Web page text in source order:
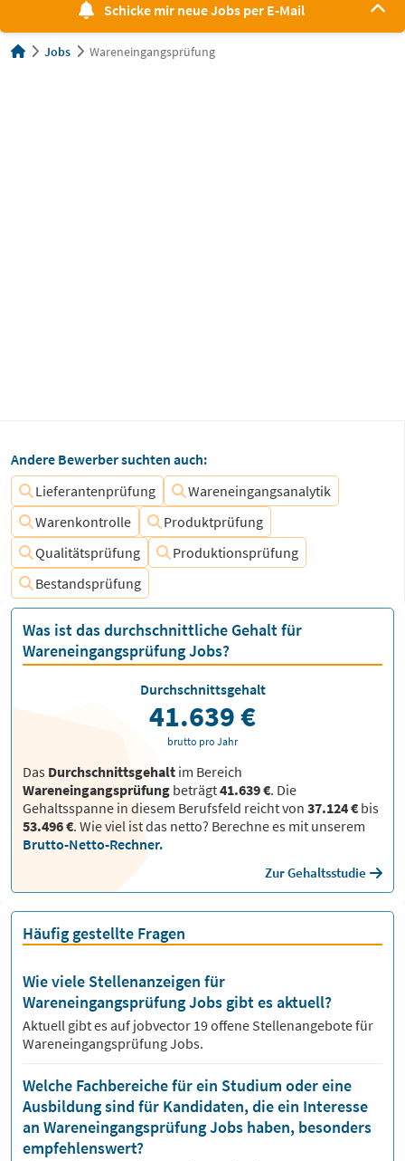
Schicke mir neue Jobs per E-Mail
Jobs Wareneingangsprüfung
Andere Bewerber suchten auch:
Lieferantenprüfung
Wareneingangsanalytik
Warenkontrolle
Produktprüfung
Qualitätsprüfung
Produktionsprüfung
Bestandsprüfung
Was ist das durchschnittliche Gehalt für
Wareneingangsprüfung Jobs?
Das Durchschnittsgehalt im Bereich
Wareneingangsprüfung beträgt41.639 €. Die
Gehaltsspanne in diesem Berufsfeld reicht von 37.124 € bis
53.496 €. Wie viel ist das netto? Berechne es mit unserem
Brutto-Netto-Rechner.
Zur Gehaltsstudie
Durchschnittsgehalt
41.639 €
brutto pro Jahr
Häufig gestellte Fragen
Wie viele Stellenanzeigen für
Wareneingangsprüfung Jobs gibt es aktuell?
Aktuell gibt es auf jobvector 19offene Stellenangebote für
Wareneingangsprüfung Jobs.
Welche Fachbereiche für ein Studium oder eine
Ausbildung sind für Kandidaten, die ein Interesse
an Wareneingangsprüfung Jobs haben, besonders
empfehlenswert?